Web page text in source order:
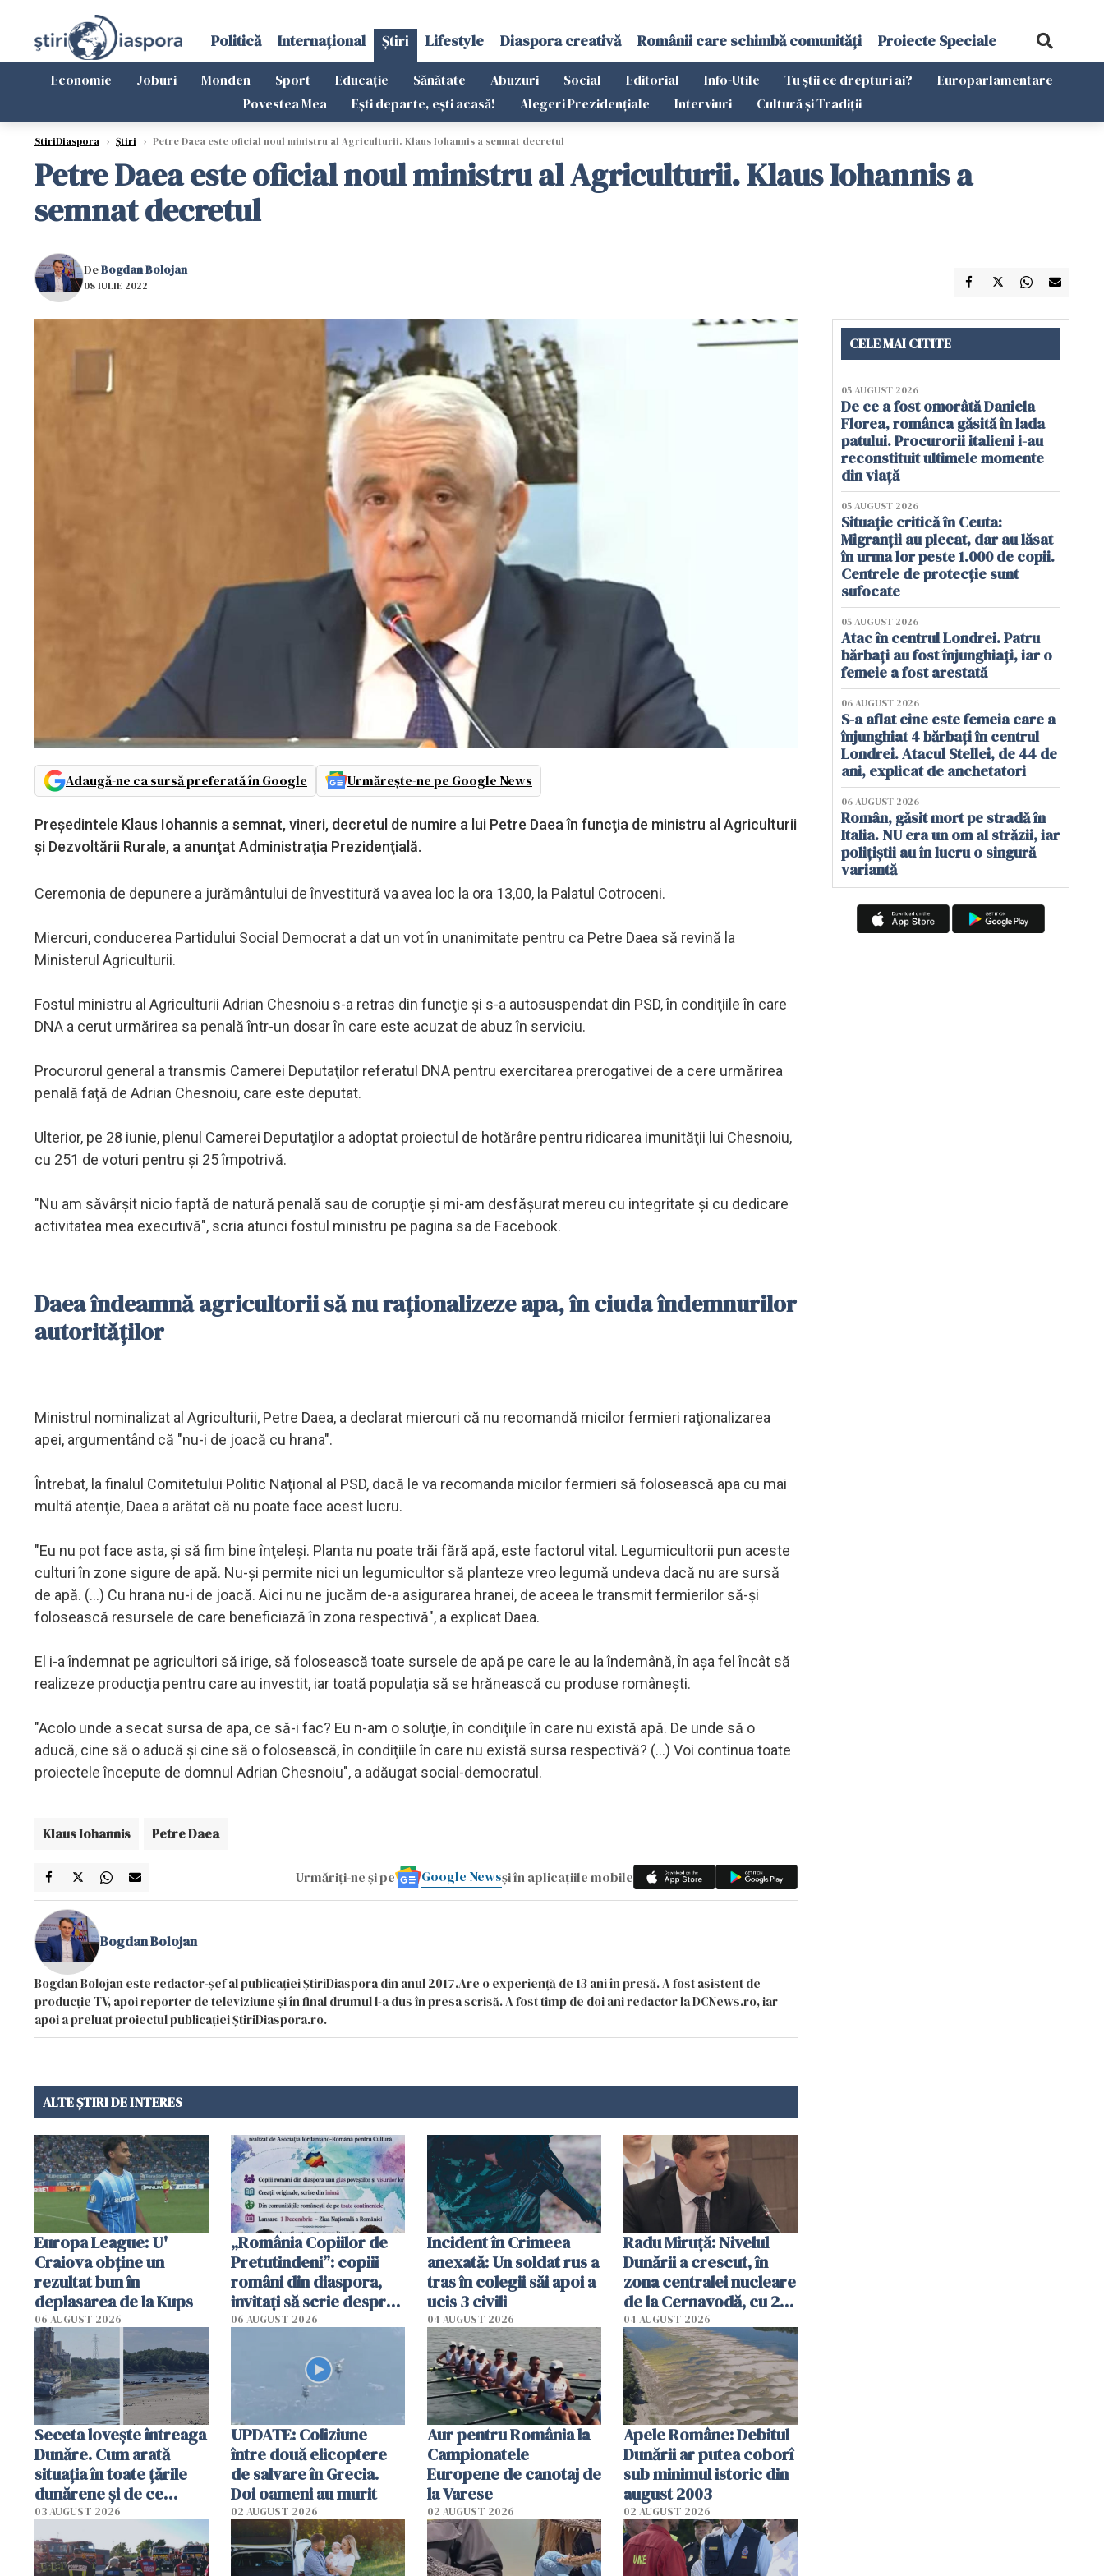
Politică Internațional Știri Lifestyle Diaspora creativă Românii care schimbă comunități Proiecte Speciale
Economie Joburi Monden Sport Educație Sănătate Abuzuri Social Editorial Info-Utile Tu știi ce drepturi ai?
Europarlamentare
Povestea Mea
Ești departe, ești acasă! Alegeri Prezidențiale Interviuri Cultură și Tradiții
StiriDiaspora › Știri › Petre Daea este oficial noul ministru al Agriculturii. Klaus Iohannis a semnat decretul
Petre Daea este oficial noul ministru al Agriculturii. Klaus Iohannis a
semnat decretul
DeBogdan Bolojan
08 IULIE 2022
Adaugă-ne ca sursă preferată în Google Urmărește-ne pe Google News
Preşedintele Klaus Iohannis a semnat, vineri, decretul de numire a lui Petre Daea în funcţia de ministru al Agriculturii
şi Dezvoltării Rurale, a anunţat Administraţia Prezidenţială.
Ceremonia de depunere a jurământului de învestitură va avea loc la ora 13,00, la Palatul Cotroceni.
Miercuri, conducerea Partidului Social Democrat a dat un vot în unanimitate pentru ca Petre Daea să revină la
Ministerul Agriculturii.
Fostul ministru al Agriculturii Adrian Chesnoiu s-a retras din funcţie şi s-a autosuspendat din PSD, în condiţiile în care
DNA a cerut urmărirea sa penală într-un dosar în care este acuzat de abuz în serviciu.
Procurorul general a transmis Camerei Deputaţilor referatul DNA pentru exercitarea prerogativei de a cere urmărirea
penală faţă de Adrian Chesnoiu, care este deputat.
Ulterior, pe 28 iunie, plenul Camerei Deputaţilor a adoptat proiectul de hotărâre pentru ridicarea imunităţii lui Chesnoiu,
cu 251 de voturi pentru şi 25 împotrivă.
"Nu am săvârşit nicio faptă de natură penală sau de corupţie şi mi-am desfăşurat mereu cu integritate şi cu dedicare
activitatea mea executivă", scria atunci fostul ministru pe pagina sa de Facebook.
Daea îndeamnă agricultorii să nu raționalizeze apa, în ciuda îndemnurilor
autorităților
Ministrul nominalizat al Agriculturii, Petre Daea, a declarat miercuri că nu recomandă micilor fermieri raţionalizarea
apei, argumentând că "nu-i de joacă cu hrana".
Întrebat, la finalul Comitetului Politic Naţional al PSD, dacă le va recomanda micilor fermieri să folosească apa cu mai
multă atenţie, Daea a arătat că nu poate face acest lucru.
"Eu nu pot face asta, şi să fim bine înţeleşi. Planta nu poate trăi fără apă, este factorul vital. Legumicultorii pun aceste
culturi în zone sigure de apă. Nu-şi permite nici un legumicultor să planteze vreo legumă undeva dacă nu are sursă
de apă. (...) Cu hrana nu-i de joacă. Aici nu ne jucăm de-a asigurarea hranei, de aceea le transmit fermierilor să-şi
folosească resursele de care beneficiază în zona respectivă", a explicat Daea.
El i-a îndemnat pe agricultori să irige, să folosească toate sursele de apă pe care le au la îndemână, în aşa fel încât să
realizeze producţia pentru care au investit, iar toată populaţia să se hrănească cu produse româneşti.
"Acolo unde a secat sursa de apa, ce să-i fac? Eu n-am o soluţie, în condiţiile în care nu există apă. De unde să o
aducă, cine să o aducă şi cine să o folosească, în condiţiile în care nu există sursa respectivă? (...) Voi continua toate
proiectele începute de domnul Adrian Chesnoiu", a adăugat social-democratul.
Klaus Iohannis Petre Daea
Urmăriți-ne și pe Google Newsși în aplicațiile mobile
Bogdan Bolojan
Bogdan Bolojan este redactor-șef al publicației ȘtiriDiaspora din anul 2017.Are o experiență de 13 ani în presă. A fost asistent de
producție TV, apoi reporter de televiziune și în final drumul l-a dus în presa scrisă. A fost timp de doi ani redactor la DCNews.ro, iar
apoi a preluat proiectul publicației ȘtiriDiaspora.ro.
ALTE ȘTIRI DE INTERES
Europa League: U'
Craiova obține un
rezultat bun în
deplasarea de la Kups
06 AUGUST 2026
„România Copiilor de
Pretutindeni”: copiii
români din diaspora,
invitați să scrie despre
România într-un volum
06 AUGUST 2026
Incident în Crimeea
anexată: Un soldat rus a
tras în colegii săi apoi a
ucis 3 civili
04 AUGUST 2026
Radu Miruţă: Nivelul
Dunării a crescut, în
zona centralei nucleare
de la Cernavodă, cu 2
cm faţă de ziua trecută
04 AUGUST 2026
Seceta lovește întreaga
Dunăre. Cum arată
situația în toate țările
dunărene și de ce
România resimte
efectele, deși a plouat
în iulie
03 AUGUST 2026
UPDATE: Coliziune
între două elicoptere
de salvare în Grecia.
Doi oameni au murit
02 AUGUST 2026
Aur pentru România la
Campionatele
Europene de canotaj de
la Varese
02 AUGUST 2026
Apele Române: Debitul
Dunării ar putea coborî
sub minimul istoric din
august 2003
02 AUGUST 2026
CELE MAI CITITE
05 AUGUST 2026
De ce a fost omorâtă Daniela
Florea, românca găsită în lada
patului. Procurorii italieni i-au
reconstituit ultimele momente
din viață
05 AUGUST 2026
Situație critică în Ceuta:
Migranții au plecat, dar au lăsat
în urma lor peste 1.000 de copii.
Centrele de protecție sunt
sufocate
05 AUGUST 2026
Atac în centrul Londrei. Patru
bărbați au fost înjunghiați, iar o
femeie a fost arestată
06 AUGUST 2026
S-a aflat cine este femeia care a
înjunghiat 4 bărbați în centrul
Londrei. Atacul Stellei, de 44 de
ani, explicat de anchetatori
06 AUGUST 2026
Român, găsit mort pe stradă în
Italia. NU era un om al străzii, iar
polițiștii au în lucru o singură
variantă